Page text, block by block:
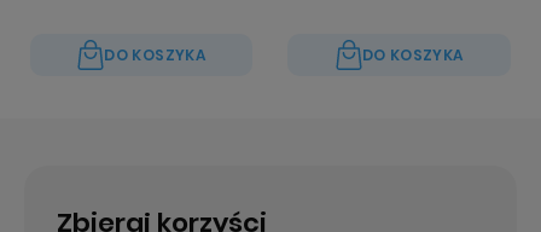
DO KOSZYKA DO KOSZYKA
Zbieraj korzyści